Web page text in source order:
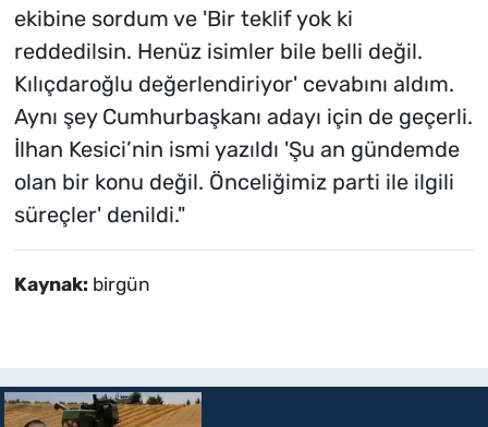
ekibine sordum ve 'Bir teklif yok ki
reddedilsin. Henüz isimler bile belli değil.
Kılıçdaroğlu değerlendiriyor' cevabını aldım.
Aynı şey Cumhurbaşkanı adayı için de geçerli.
İlhan Kesici’nin ismi yazıldı 'Şu an gündemde
olan bir konu değil. Önceliğimiz parti ile ilgili
süreçler' denildi."
Kaynak: birgün